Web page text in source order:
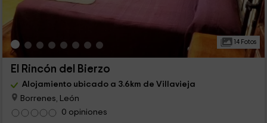
14 Fotos
El Rincón del Bierzo
Alojamiento ubicado a 3.6km de Villavieja
Borrenes, León
0 opiniones